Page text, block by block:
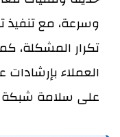
وسرعة، مع تنفيذ
تكرار المشكلة،
العملاء
على سلامة شبكة